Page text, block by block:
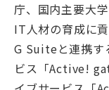
庁、国内主要大
IT人材の育成に
G Suiteと連携す
ビス「Active!